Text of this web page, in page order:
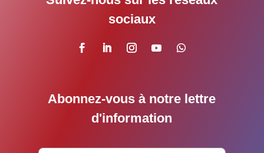
sociaux
Abonnez-vous à notre lettre
d'information